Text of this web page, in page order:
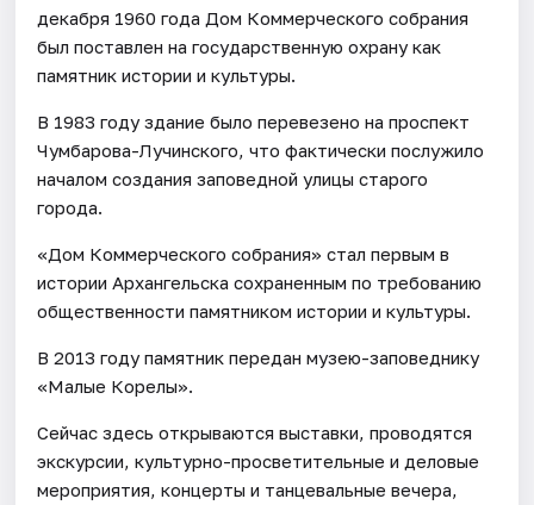
декабря 1960 года Дом Коммерческого собрания
был поставлен на государственную охрану как
памятник истории и культуры.
В 1983 году здание было перевезено на проспект
Чумбарова-Лучинского, что фактически послужило
началом создания заповедной улицы старого
города.
«Дом Коммерческого собрания» стал первым в
истории Архангельска сохраненным по требованию
общественности памятником истории и культуры.
В 2013 году памятник передан музею-заповеднику
«Малые Корелы».
Сейчас здесь открываются выставки, проводятся
экскурсии, культурно-просветительные и деловые
мероприятия, концерты и танцевальные вечера,